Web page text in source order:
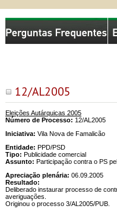
12/AL2005
Eleições Autárquicas 2005
Número de Processo: 12/AL2005
Iniciativa: Vila Nova de Famalicão
Entidade: PPD/PSD
Tipo: Publicidade comercial
Assunto: Participação contra o PS
Apreciação plenária: 06.09.2005
Resultado:
Deliberado instaurar processo de
averiguações.
Originou o processo 3/AL2005/PUB.
Comissão Nacional de Eleições